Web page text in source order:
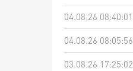
04.08.26 08:40:01
04.08.26 08:05:56
03.08.26 17:25:02